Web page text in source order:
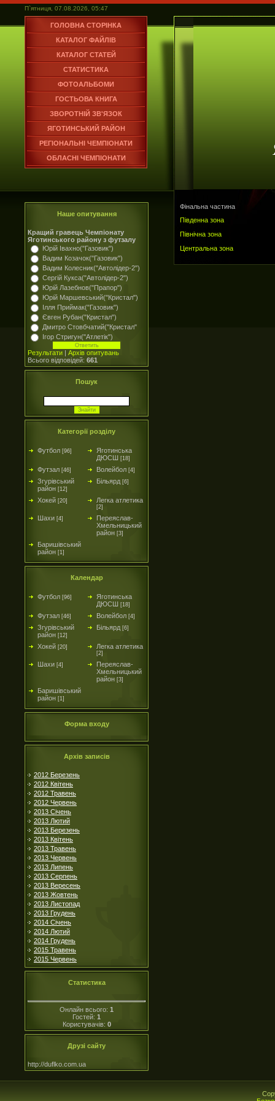
П`ятниця, 07.08.2026, 05:47
ГОЛОВНА СТОРІНКА
КАТАЛОГ ФАЙЛІВ
КАТАЛОГ СТАТЕЙ
СТАТИСТИКА
ФОТОАЛЬБОМИ
ГОСТЬОВА КНИГА
ЗВОРОТНІЙ ЗВ'ЯЗОК
ЯГОТИНСЬКИЙ РАЙОН
РЕГІОНАЛЬНІ ЧЕМПІОНАТИ
ОБЛАСНІ ЧЕМПІОНАТИ
Наше опитування
Кращий гравець Чемпіонату
Яготинського району з футзалу
Юрій Івахно("Газовик")
Вадим Козачок("Газовик")
Вадим Колесник("Автолідер-2")
Сергій Кукса("Автолідер-2")
Юрій Лазебнов("Прапор")
Юрій Маршевський("Кристал")
Ілля Приймак("Газовик")
Євген Рубан("Кристал")
Дмитро Стовбчатий("Кристал"
Ігор Стригун("Атлетік")
Результати | Архів опитувань
Всього відповідей: 661
Пошук
Категорії розділу
Футбол [96]
Яготинська
ДЮСШ [18]
Футзал [46] Волейбол [4]
Згурівський
район [12]
Більярд [6]
Хокей [20] Легка атлетика
[2]
Шахи [4]
Переяслав-
Хмельницький
район [3]
Баришівський
район [1]
Календар
Футбол [96]
Яготинська
ДЮСШ [18]
Футзал [46] Волейбол [4]
Згурівський
район [12]
Більярд [6]
Хокей [20] Легка атлетика
[2]
Шахи [4]
Переяслав-
Хмельницький
район [3]
Баришівський
район [1]
Форма входу
Архів записів
2012 Березень
2012 Квітень
2012 Травень
2012 Червень
2013 Січень
2013 Лютий
2013 Березень
2013 Квітень
2013 Травень
2013 Червень
2013 Липень
2013 Серпень
2013 Вересень
2013 Жовтень
2013 Листопад
2013 Грудень
2014 Січень
2014 Лютий
2014 Грудень
2015 Травень
2015 Червень
Статистика
Онлайн всього: 1
Гостей: 1
Користувачів: 0
Друзі сайту
http://duflko.com.ua
Фінальна частина
Південна зона
Північна зона
Центральна зона